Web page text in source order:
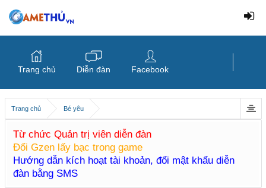
Trang chủ Bé yêu
Từ chức Quản trị viên diễn đàn
Đổi Gzen lấy bạc trong game
Hướng dẫn kích hoạt tài khoản, đổi mật khẩu diễn
đàn bằng SMS
Trang chủ Diễn đàn Facebook